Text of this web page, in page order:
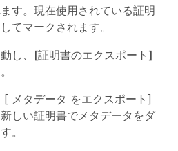
す。現在使用されている証明
てマークされます。
し、 [証明書のエクスポート]
[ メタデータ をエクスポート]
しい証明書でメタデータをダ
。